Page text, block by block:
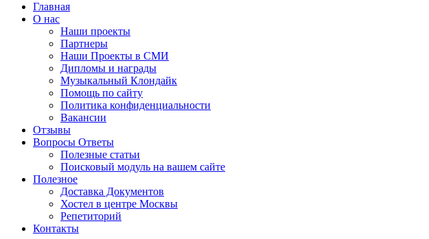
Главная
О нас
Наши проекты
Партнеры
Наши Проекты в СМИ
Дипломы и награды
Музыкальный Клондайк
Помощь по сайту
Политика конфиденциальности
Вакансии
Отзывы
Вопросы Ответы
Полезные статьи
Поисковый модуль на вашем сайте
Полезное
Доставка Документов
Хостел в центре Москвы
Репетиторий
Контакты